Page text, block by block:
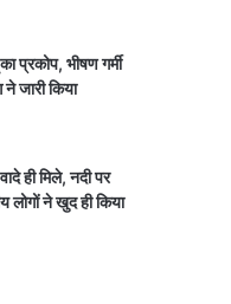
प्रकोप, भीषण गर्मी
जारी किया
ही मिले, नदी पर
लोगों ने खुद ही किया